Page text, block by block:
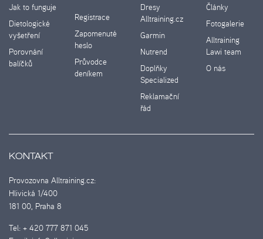
Jak to funguje
Dietologické
vyšetření
Porovnání
balíčků
Registrace
Zapomenuté
heslo
Průvodce
deníkem
Dresy
Alltraining.cz
Garmin
Nutrend
Doplňky
Specialized
Reklamační
řád
Články
Fotogalerie
Alltraining
Lawi team
O nás
KONTAKT
Provozovna Alltraining.cz:
Hlivická 1/400
181 00, Praha 8
Tel: + 420 777 871 045